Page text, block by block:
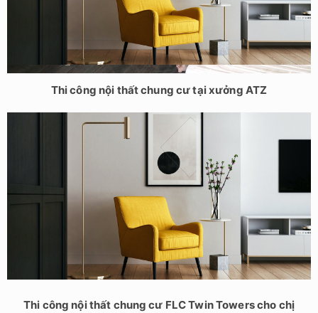
Thi công nội thất chung cư tại xưởng ATZ
Thi công nội thất chung cư FLC Twin Towers cho chị